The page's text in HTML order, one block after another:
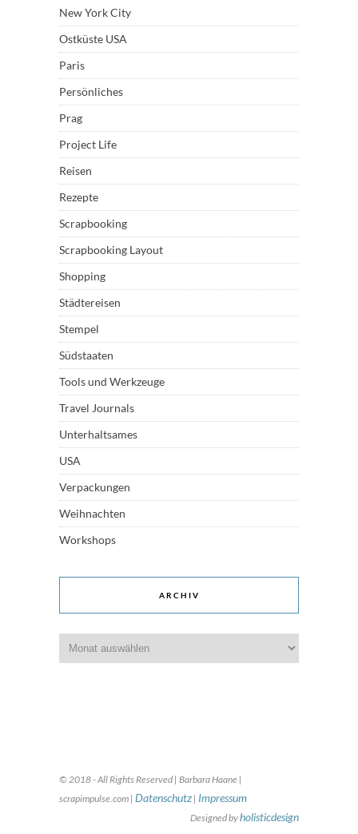
New York City
Ostküste USA
Paris
Persönliches
Prag
Project Life
Reisen
Rezepte
Scrapbooking
Scrapbooking Layout
Shopping
Städtereisen
Stempel
Südstaaten
Tools und Werkzeuge
Travel Journals
Unterhaltsames
USA
Verpackungen
Weihnachten
Workshops
ARCHIV
© 2018 - All Rights Reserved | Barbara Haane |
scrapimpulse.com | Datenschutz | Impressum
Designed byholisticdesign